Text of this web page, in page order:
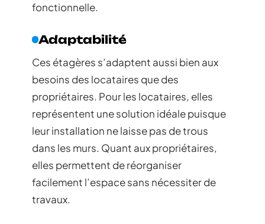
fonctionnelle.
Adaptabilité
Ces étagères s’adaptent aussi bien aux
besoins des locataires que des
propriétaires. Pour les locataires, elles
représentent une solution idéale puisque
leur installation ne laisse pas de trous
dans les murs. Quant aux propriétaires,
elles permettent de réorganiser
facilement l’espace sans nécessiter de
travaux.